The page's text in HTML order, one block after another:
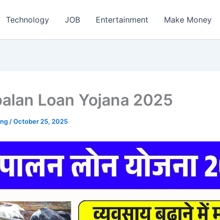
Technology JOB Entertainment Make Money
Loan Yojana 2025
/October 25, 2025